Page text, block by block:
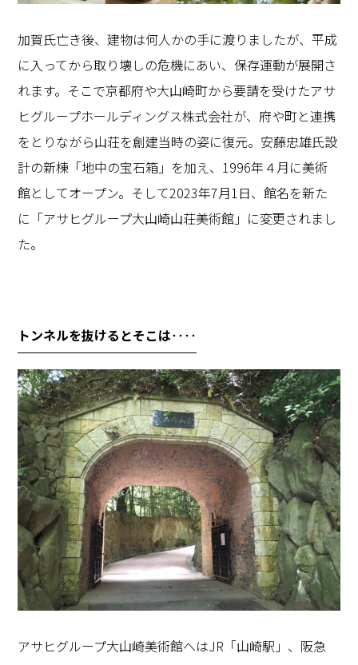
加賀氏亡き後、建物は何人かの手に渡りましたが、平成
に入ってから取り壊しの危機にあい、保存運動が展開さ
れます。そこで京都府や大山崎町から要請を受けたアサ
ヒグループホールディングス株式会社が、府や町と連携
をとりながら山荘を創建当時の姿に復元。安藤忠雄氏設
計の新棟「地中の宝石箱」を加え、 1996年４月に美術
館としてオープン。そして2023年7月1 日、館名を新た
に「アサヒグループ大山崎山荘美術館」に変更されまし
た。
トンネルを抜けるとそこは‥‥
アサヒグループ大山崎美術館へはJR 「山崎駅」、阪急